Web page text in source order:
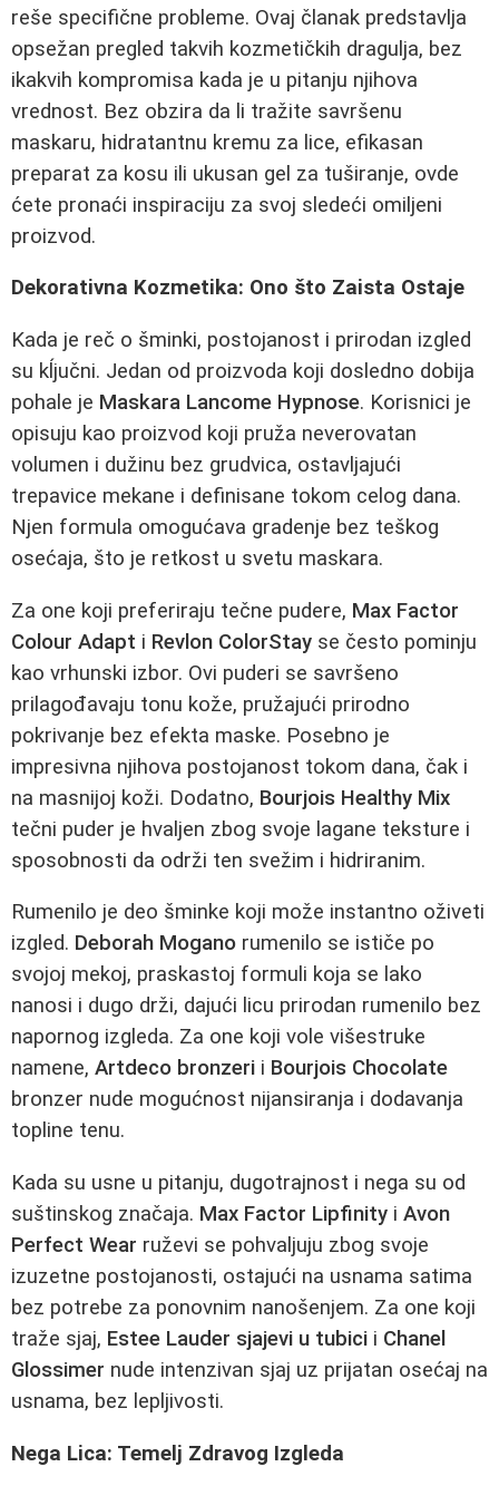
reše specifične probleme. Ovaj članak predstavlja
opsežan pregled takvih kozmetičkih dragulja, bez
ikakvih kompromisa kada je u pitanju njihova
vrednost. Bez obzira da li tražite savršenu
maskaru, hidratantnu kremu za lice, efikasan
preparat za kosu ili ukusan gel za tuširanje, ovde
ćete pronaći inspiraciju za svoj sledeći omiljeni
proizvod.
Dekorativna Kozmetika: Ono što Zaista Ostaje
Kada je reč o šminki, postojanost i prirodan izgled
su kĺjučni. Jedan od proizvoda koji dosledno dobija
pohale je Maskara Lancome Hypnose. Korisnici je
opisuju kao proizvod koji pruža neverovatan
volumen i dužinu bez grudvica, ostavljajući
trepavice mekane i definisane tokom celog dana.
Njen formula omogućava gradenje bez teškog
osećaja, što je retkost u svetu maskara.
Za one koji preferiraju tečne pudere, Max Factor
Colour Adapt i Revlon ColorStay se često pominju
kao vrhunski izbor. Ovi puderi se savršeno
prilagođavaju tonu kože, pružajući prirodno
pokrivanje bez efekta maske. Posebno je
impresivna njihova postojanost tokom dana, čak i
na masnijoj koži. Dodatno, Bourjois Healthy Mix
tečni puder je hvaljen zbog svoje lagane teksture i
sposobnosti da održi ten svežim i hidriranim.
Rumenilo je deo šminke koji može instantno oživeti
izgled. Deborah Mogano rumenilo se ističe po
svojoj mekoj, praskastoj formuli koja se lako
nanosi i dugo drži, dajući licu prirodan rumenilo bez
napornog izgleda. Za one koji vole višestruke
namene, Artdeco bronzeri i Bourjois Chocolate
bronzer nude mogućnost nijansiranja i dodavanja
topline tenu.
Kada su usne u pitanju, dugotrajnost i nega su od
suštinskog značaja. Max Factor Lipfinity i Avon
Perfect Wear ruževi se pohvaljuju zbog svoje
izuzetne postojanosti, ostajući na usnama satima
bez potrebe za ponovnim nanošenjem. Za one koji
traže sjaj, Estee Lauder sjajevi u tubici i Chanel
Glossimer nude intenzivan sjaj uz prijatan osećaj na
usnama, bez lepljivosti.
Nega Lica: Temelj Zdravog Izgleda